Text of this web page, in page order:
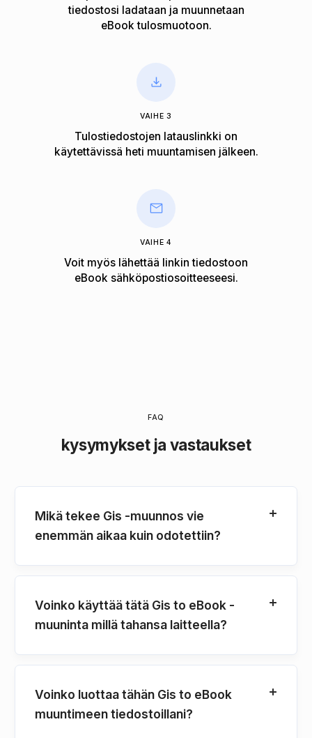
tiedostosi ladataan ja muunnetaan
eBook tulosmuotoon.
VAIHE 3
Tulostiedostojen latauslinkki on
käytettävissä heti muuntamisen jälkeen.
VAIHE 4
Voit myös lähettää linkin tiedostoon
eBook sähköpostiosoitteeseesi.
FAQ
kysymykset ja vastaukset
Mikä tekee Gis -muunnos vie
enemmän aikaa kuin odotettiin?
Voinko käyttää tätä Gis to eBook -
muuninta millä tahansa laitteella?
Voinko luottaa tähän Gis to eBook
muuntimeen tiedostoillani?